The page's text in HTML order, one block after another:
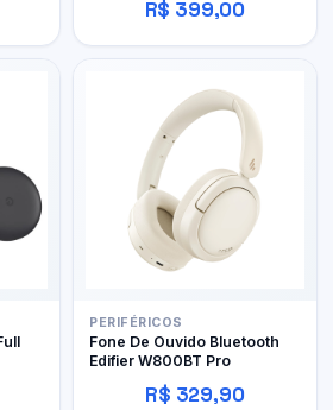
R$ 399,00
PERIFÉRICOS
Fone De Ouvido Bluetooth
Edifier W800BT Pro
R$ 329,90